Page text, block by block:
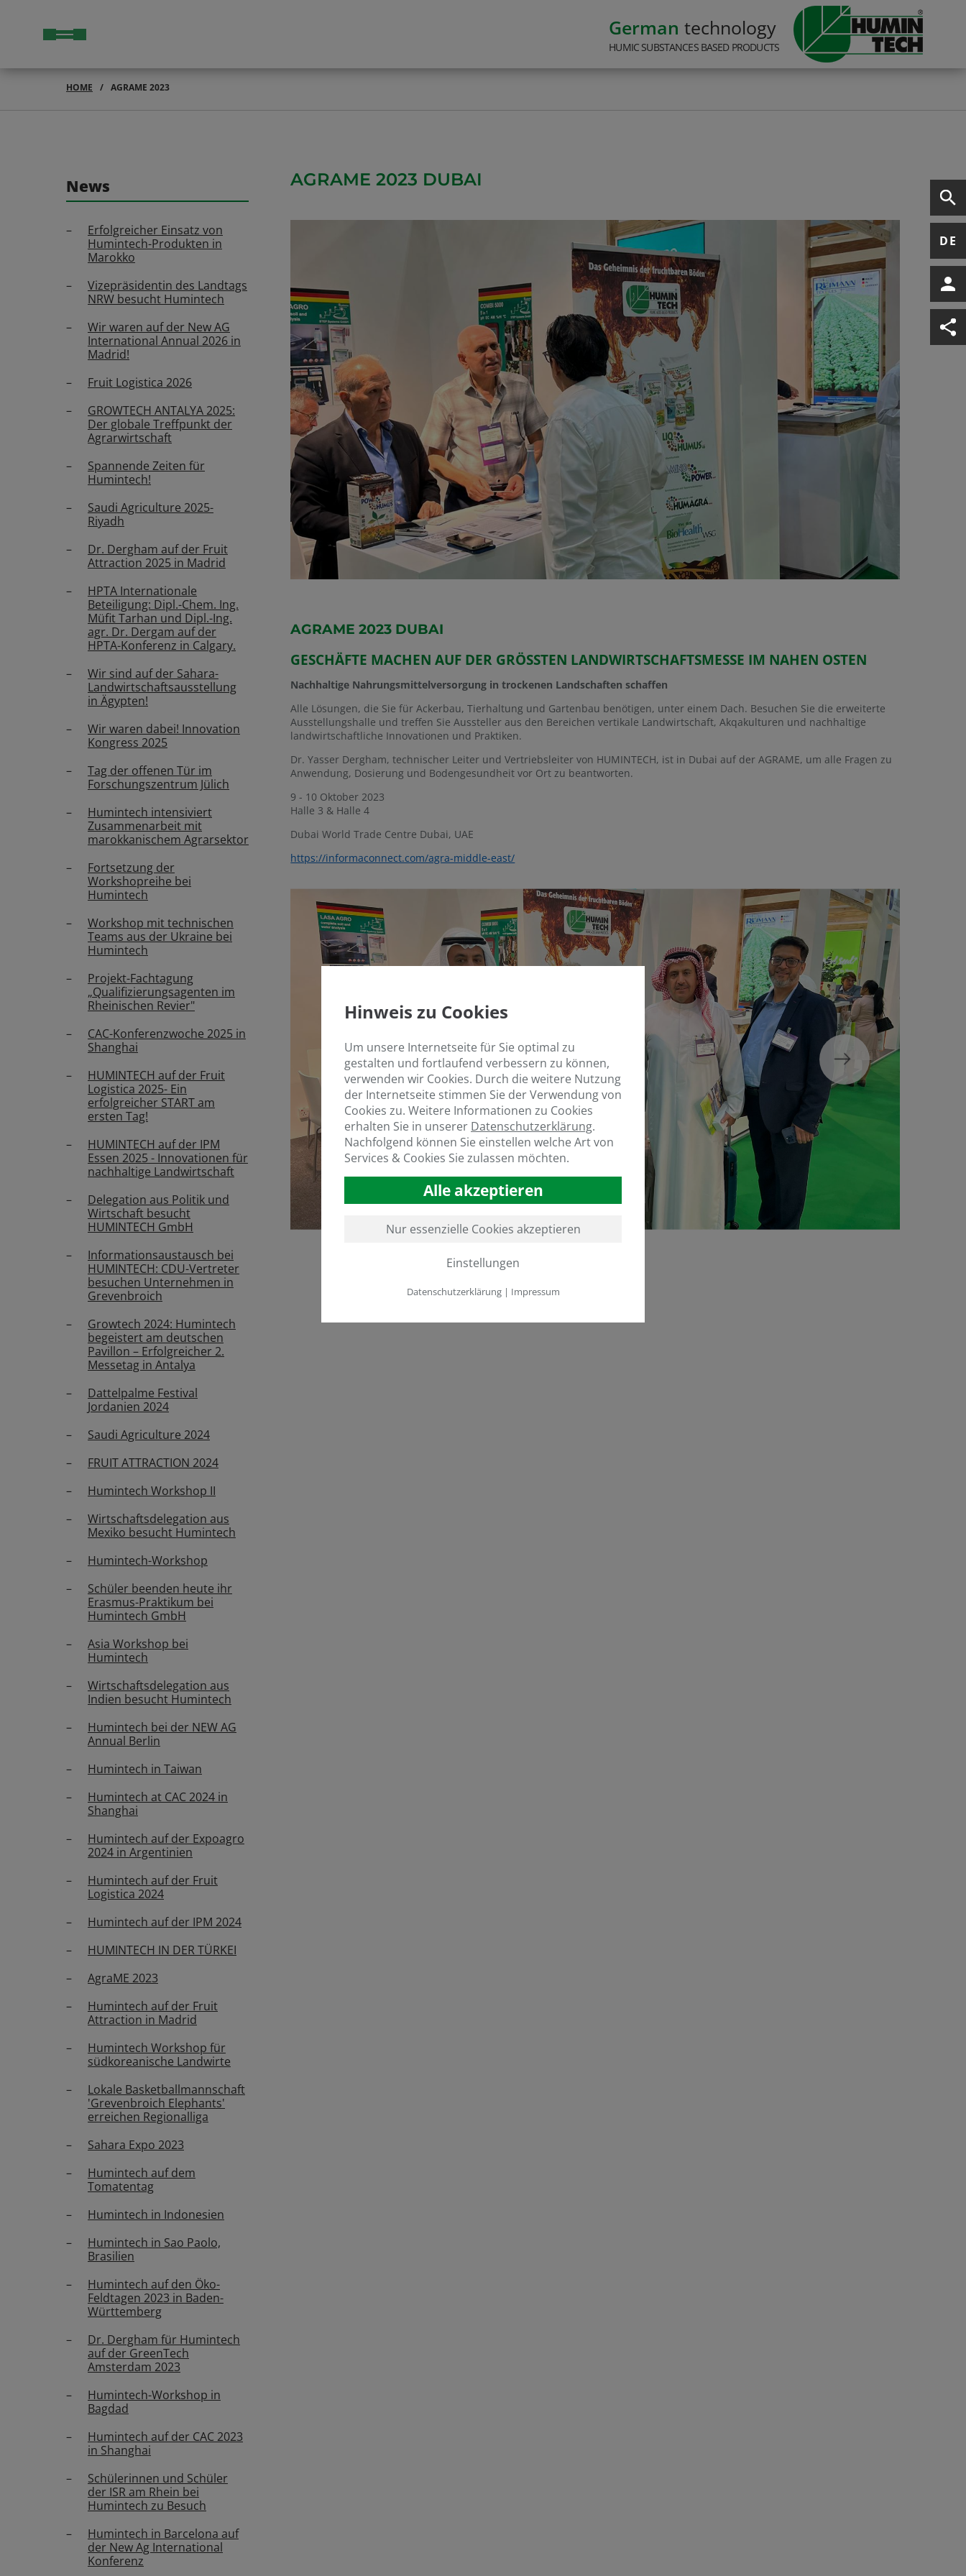
German technology
HUMIC SUBSTANCES BASED PRODUCTS
DE
HOME AGRAME 2023
News
Erfolgreicher Einsatz von
Humintech-Produkten in
Marokko
Vizepräsidentin des Landtags
NRW besucht Humintech
Wir waren auf der New AG
International Annual 2026 in
Madrid!
Fruit Logistica 2026
GROWTECH ANTALYA 2025:
Der globale Treffpunkt der
Agrarwirtschaft
Spannende Zeiten für
Humintech!
Saudi Agriculture 2025-
Riyadh
Dr. Dergham auf der Fruit
Attraction 2025 in Madrid
HPTA Internationale
Beteiligung: Dipl.-Chem. Ing.
Müfit Tarhan und Dipl.-Ing.
agr. Dr. Dergam auf der
HPTA-Konferenz in Calgary.
Wir sind auf der Sahara-
Landwirtschaftsausstellung
in Ägypten!
Wir waren dabei! Innovation
Kongress 2025
Tag der offenen Tür im
Forschungszentrum Jülich
Humintech intensiviert
Zusammenarbeit mit
marokkanischem Agrarsektor
Fortsetzung der
Workshopreihe bei
Humintech
Workshop mit technischen
Teams aus der Ukraine bei
Humintech
Projekt-Fachtagung
„Qualifizierungsagenten im
Rheinischen Revier"
CAC-Konferenzwoche 2025 in
Shanghai
HUMINTECH auf der Fruit
Logistica 2025- Ein
erfolgreicher START am
ersten Tag!
HUMINTECH auf der IPM
Essen 2025 - Innovationen für
nachhaltige Landwirtschaft
Delegation aus Politik und
Wirtschaft besucht
HUMINTECH GmbH
Informationsaustausch bei
HUMINTECH: CDU-Vertreter
besuchen Unternehmen in
Grevenbroich
Growtech 2024: Humintech
begeistert am deutschen
Pavillon – Erfolgreicher 2.
Messetag in Antalya
Dattelpalme Festival
Jordanien 2024
Saudi Agriculture 2024
FRUIT ATTRACTION 2024
Humintech Workshop II
Wirtschaftsdelegation aus
Mexiko besucht Humintech
Humintech-Workshop
Schüler beenden heute ihr
Erasmus-Praktikum bei
Humintech GmbH
Asia Workshop bei
Humintech
Wirtschaftsdelegation aus
Indien besucht Humintech
Humintech bei der NEW AG
Annual Berlin
Humintech in Taiwan
Humintech at CAC 2024 in
Shanghai
Humintech auf der Expoagro
2024 in Argentinien
Humintech auf der Fruit
Logistica 2024
Humintech auf der IPM 2024
HUMINTECH IN DER TÜRKEI
AgraME 2023
Humintech auf der Fruit
Attraction in Madrid
Humintech Workshop für
südkoreanische Landwirte
Lokale Basketballmannschaft
'Grevenbroich Elephants'
erreichen Regionalliga
Sahara Expo 2023
Humintech auf dem
Tomatentag
Humintech in Indonesien
Humintech in Sao Paolo,
Brasilien
Humintech auf den Öko-
Feldtagen 2023 in Baden-
Württemberg
Dr. Dergham für Humintech
auf der GreenTech
Amsterdam 2023
Humintech-Workshop in
Bagdad
Humintech auf der CAC 2023
in Shanghai
Schülerinnen und Schüler
der ISR am Rhein bei
Humintech zu Besuch
Humintech in Barcelona auf
der New Ag International
Konferenz
AGRAME 2023 DUBAI
AGRAME 2023 DUBAI
GESCHÄFTE MACHEN AUF DER GRÖSSTEN LANDWIRTSCHAFTSMESSE IM NAHEN OSTEN
Nachhaltige Nahrungsmittelversorgung in trockenen Landschaften schaffen
Alle Lösungen, die Sie für Ackerbau, Tierhaltung und Gartenbau benötigen, unter einem Dach. Besuchen Sie die erweiterte
Ausstellungshalle und treffen Sie Aussteller aus den Bereichen vertikale Landwirtschaft, Akqakulturen und nachhaltige
landwirtschaftliche Innovationen und Praktiken.
Dr. Yasser Dergham, technischer Leiter und Vertriebsleiter von HUMINTECH, ist in Dubai auf der AGRAME, um alle Fragen zu
Anwendung, Dosierung und Bodengesundheit vor Ort zu beantworten.
9 - 10 Oktober 2023
Halle 3 & Halle 4
Dubai World Trade Centre Dubai, UAE
https://informaconnect.com/agra-middle-east/
Hinweis zu Cookies
Um unsere Internetseite für Sie optimal zu
gestalten und fortlaufend verbessern zu können,
verwenden wir Cookies. Durch die weitere Nutzung
der Internetseite stimmen Sie der Verwendung von
Cookies zu. Weitere Informationen zu Cookies
erhalten Sie in unserer Datenschutzerklärung.
Nachfolgend können Sie einstellen welche Art von
Services & Cookies Sie zulassen möchten.
Alle akzeptieren
Nur essenzielle Cookies akzeptieren
Einstellungen
Datenschutzerklärung| Impressum